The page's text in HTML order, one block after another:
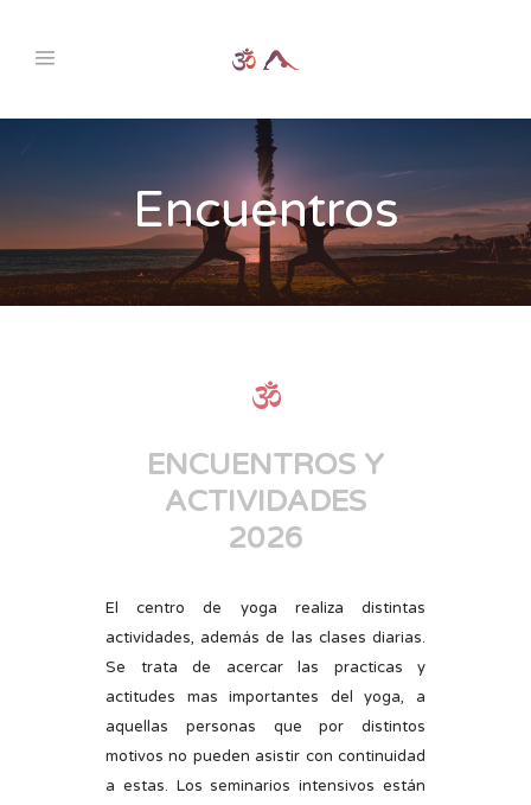
Encuentros
ENCUENTROS Y
ACTIVIDADES
2026
El centro de yoga realiza distintas
actividades, además de las clases diarias.
Se trata de acercar las practicas y
actitudes mas importantes del yoga, a
aquellas personas que por distintos
motivos no pueden asistir con continuidad
a estas. Los seminarios intensivos están